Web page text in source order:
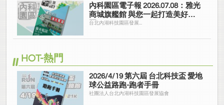
內科園區電子報 2026.07.08：雅光
商城旗艦館 與您一起打造美好家
園
台北內湖科技園區發展...
HOT-熱門
2026/4/19 第六屆 台北科技盃 愛地
球公益路跑-跑者手冊
社團法人台北內湖科技園區發展協會